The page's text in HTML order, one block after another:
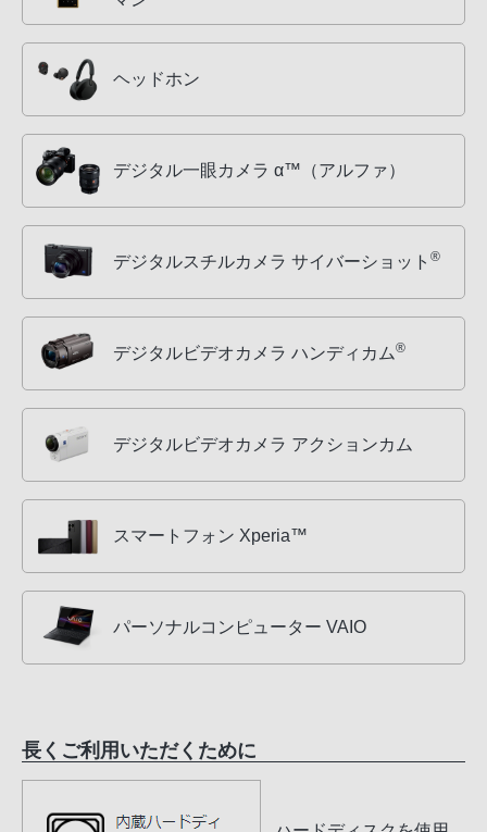
ヘッドホン
デジタル一眼カメラ α™（アルファ）
デジタルスチルカメラ サイバーショット ®
デジタルビデオカメラ ハンディカム®
デジタルビデオカメラ アクションカム
スマートフォン Xperia™
パーソナルコンピューター VAIO
長くご利用いただくために